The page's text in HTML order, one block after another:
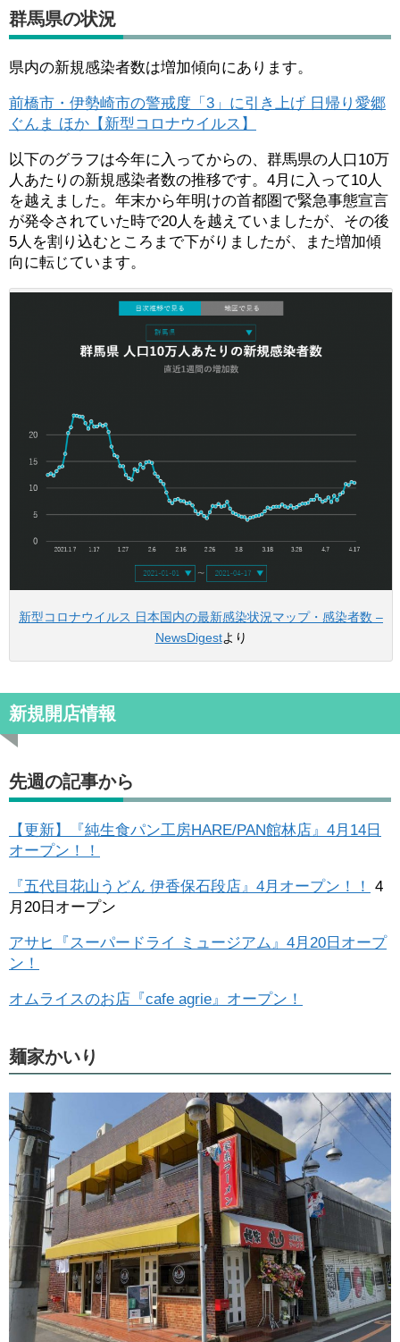
群馬県の状況
県内の新規感染者数は増加傾向にあります。
前橋市・伊勢崎市の警戒度「3」に引き上げ 日帰り愛郷
ぐんま ほか【新型コロナウイルス】
以下のグラフは今年に入ってからの、群馬県の人口10万
人あたりの新規感染者数の推移です。4月に入って10人
を越えました。年末から年明けの首都圏で緊急事態宣言
が発令されていた時で20人を越えていましたが、その後
5人を割り込むところまで下がりましたが、また増加傾
向に転じています。
新型コロナウイルス 日本国内の最新感染状況マップ・感染者数 –
NewsDigestより
新規開店情報
先週の記事から
【更新】『純生食パン工房HARE/PAN館林店』4月14日
オープン！！
『五代目花山うどん 伊香保石段店』4月オープン！！
4
月20日オープン
アサヒ『スーパードライ ミュージアム』4月20日オープ
ン！
オムライスのお店『cafe agrie』オープン！
麺家かいり